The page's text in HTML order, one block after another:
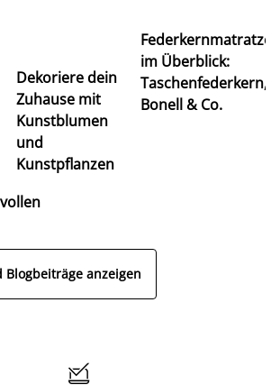
Dekoriere dein
Zuhause mit
Kunstblumen
und
Kunstpflanzen
im Überblick:
Taschenfederkern,
Bonell & Co.
Blogbeiträge anzeigen
